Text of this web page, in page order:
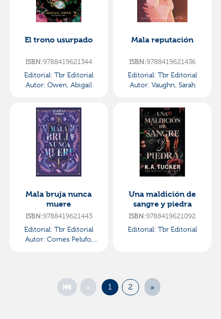
El trono usurpado
ISBN:9788419621344
Editorial: Tbr Editorial
Autor: Owen, Abigail
Mala reputación
ISBN:9788419621436
Editorial: Tbr Editorial
Autor: Vaughn, Sarah
Mala bruja nunca
muere
ISBN:9788419621443
Editorial: Tbr Editorial
Autor: Comes Pelufo,
Una maldición de
sangre y piedra
ISBN:9788419621092
Editorial: Tbr Editorial
« 1 2 »